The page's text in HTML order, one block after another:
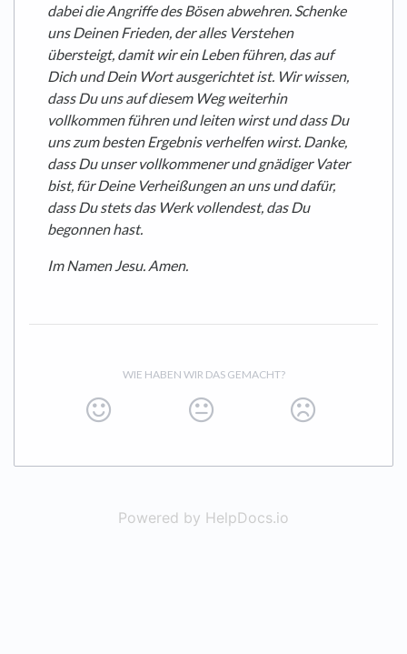
dabei die Angriffe des Bösen abwehren. Schenke
uns Deinen Frieden, der alles Verstehen
übersteigt, damit wir ein Leben führen, das auf
Dich und Dein Wort ausgerichtet ist. Wir wissen,
dass Du uns auf diesem Weg weiterhin
vollkommen führen und leiten wirst und dass Du
uns zum besten Ergebnis verhelfen wirst. Danke,
dass Du unser vollkommener und gnädiger Vater
bist, für Deine Verheißungen an uns und dafür,
dass Du stets das Werk vollendest, das Du
begonnen hast.
Im Namen Jesu. Amen.
WIE HABEN WIR DAS GEMACHT?
Powered by HelpDocs.io